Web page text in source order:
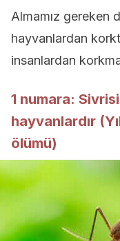
Almamız gereken
hayvanlardan
insanlardan
1 numara:
hayvanlardır
ölümü)